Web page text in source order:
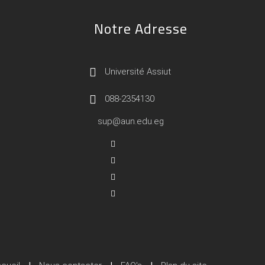
Notre Adresse
Université Assiut
088-2354130
sup@aun.edu.eg